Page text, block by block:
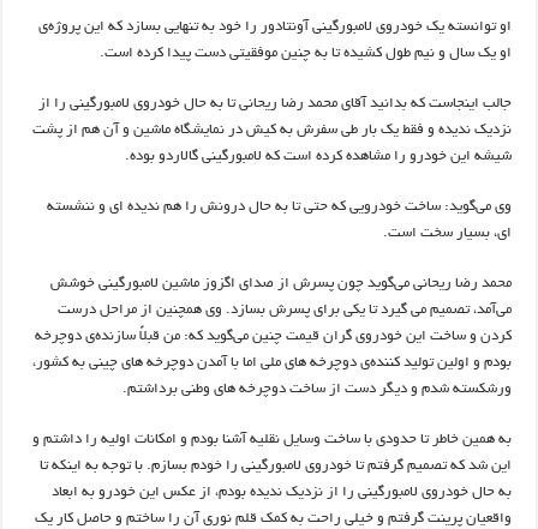
او توانستهیک خودروی لامبورگینی آونتادور را خودبه تنهایی بسازد که این پروژه‌ی
اویک سال ونیم طول کشیده تا به چنین موفقیتی دستپیدا کرده است.
جالب اینجاست که بدانید آقایمحمد رضا ریحانیتا به حال خودروی لامبورگینی را از
نزدیک ندیده و فقطیک بار طی سفرش به کیش در نمایشگاه ماشین و آن هم از پشت
شیشه این خودرو را مشاهده کرده است که لامبورگینیگالاردو بوده.
ویمی‌گوید: ساخت خودرویی که حتیتا به حال درونش را همندیده ای وننشسته
ای، بسیار سخت است.
محمد رضا ریحانیمی‌گوید چون پسرش از صدای اگزوز ماشین لامبورگینی خوشش
می‌آمد،تصمیم می گیرد تا یکی برای پسرش بسازد. وی همچنین از مراحل درست
کردن و ساخت این خودرویگران قیمت چنینمی‌گوید که: من قبلاً سازنده‌ی دوچرخه
بودم و اولینتولید کننده‌ی دوچرخه های ملی اما با آمدندوچرخه های چینی به کشور،
ورشکسته شدم و دیگر دست از ساختدوچرخه های وطنی برداشتم.
به همین خاطر تا حدودی با ساخت وسایل نقلیه آشنا بودم و امکانات اولیه را داشتم و
این شد که تصمیم گرفتم تا خودروی لامبورگینی را خودم بسازم. باتوجه به اینکهتا
به حال خودروی لامبورگینی را از نزدیک ندیده بودم، از عکس این خودرو به ابعاد
واقعیان پرینت گرفتم و خیلی راحت به کمک قلم نوری آن را ساختم و حاصل کاریک